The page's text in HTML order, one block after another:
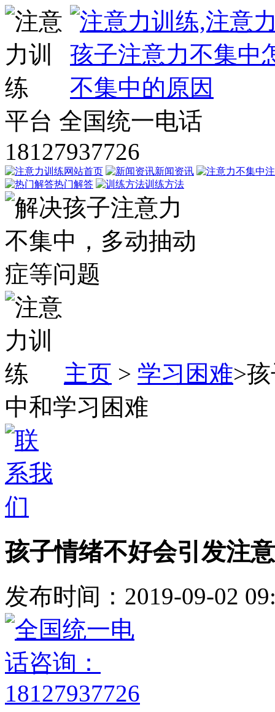
平台 全国统一电话
18127937726
网站首页 新闻资讯
热门解答
训练方法
主页 > 学习困难>
中和学习困难
孩子情绪不好会引发注
发布时间：2019-09-02